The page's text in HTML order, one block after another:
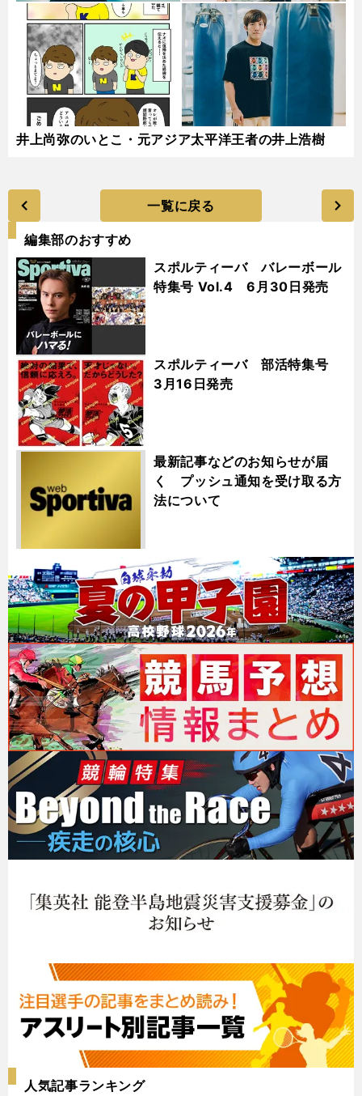
井上尚弥のいとこ・元アジア太平洋王者の井上浩樹
一覧に戻る
編集部のおすすめ
スポルティーバ バレーボール
特集号 Vol.4 6月30日発売
スポルティーバ 部活特集号
3月16日発売
最新記事などのお知らせが届
く プッシュ通知を受け取る方
法について
人気記事ランキング